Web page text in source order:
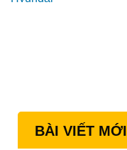
BÀI VIẾT MỚI